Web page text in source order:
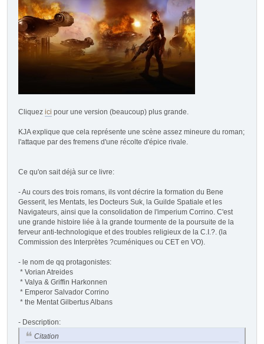
Cliquez ici pour une version (beaucoup) plus grande.
KJA explique que cela représente une scène assez mineure du roman;
l'attaque par des fremens d'une récolte d'épice rivale.
Ce qu'on sait déjà sur ce livre:
- Au cours des trois romans, ils vont décrire la formation du Bene
Gesserit, les Mentats, les Docteurs Suk, la Guilde Spatiale et les
Navigateurs, ainsi que la consolidation de l'imperium Corrino. C'est
une grande histoire liée à la grande tourmente de la poursuite de la
ferveur anti-technologique et des troubles religieux de la C.I.?. (la
Commission des Interprètes ?cuméniques ou CET en VO).
- le nom de qq protagonistes:
* Vorian Atreides
* Valya & Griffin Harkonnen
* Emperor Salvador Corrino
* the Mentat Gilbertus Albans
- Description:
Citation